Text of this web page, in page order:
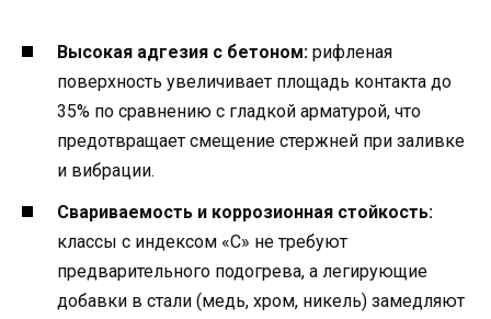
Высокая адгезия с бетоном: рифленая
поверхность увеличивает площадь контакта до
35% по сравнению с гладкой арматурой, что
предотвращает смещение стержней при заливке
и вибрации.
Свариваемость и коррозионная стойкость:
классы с индексом «С» не требуют
предварительного подогрева, а легирующие
добавки в стали (медь, хром, никель) замедляют